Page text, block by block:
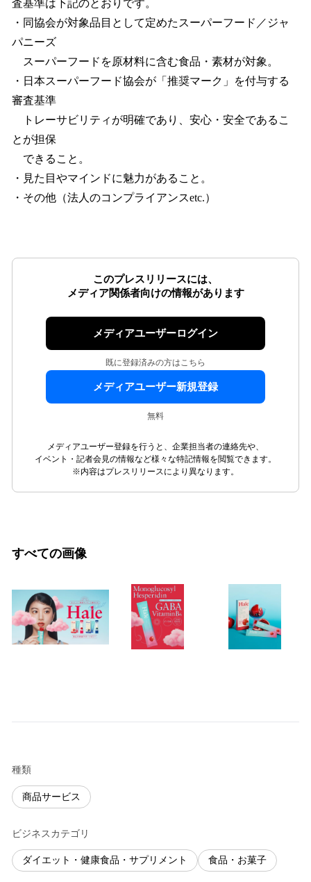
査基準は下記のとおりです。
・同協会が対象品目として定めたスーパーフード／ジャ
パニーズ
スーパーフードを原材料に含む食品・素材が対象。
・日本スーパーフード協会が「推奨マーク」を付与する
審査基準
トレーサビリティが明確であり、安心・安全であるこ
とが担保
できること。
・見た目やマインドに魅力があること。
・その他（法人のコンプライアンスetc.）
このプレスリリースには、
メディア関係者向けの情報があります
メディアユーザーログイン
既に登録済みの方はこちら
メディアユーザー新規登録
無料
メディアユーザー登録を行うと、企業担当者の連絡先や、
イベント・記者会見の情報など様々な特記情報を閲覧できます。
※内容はプレスリリースにより異なります。
すべての画像
種類
商品サービス
ビジネスカテゴリ
ダイエット・健康食品・サプリメント 食品・お菓子